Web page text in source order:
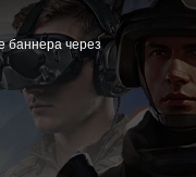
баннера через